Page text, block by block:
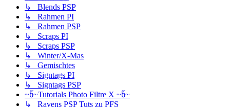
↳ Blends PSP
↳ Rahmen PI
↳ Rahmen PSP
↳ Scraps PI
↳ Scraps PSP
↳ Winter/X-Mas
↳ Gemischtes
↳ Signtags PI
↳ Signtags PSP
~წ~Tutorials Photo Filtre X ~წ~
↳ Ravens PSP Tuts zu PFS